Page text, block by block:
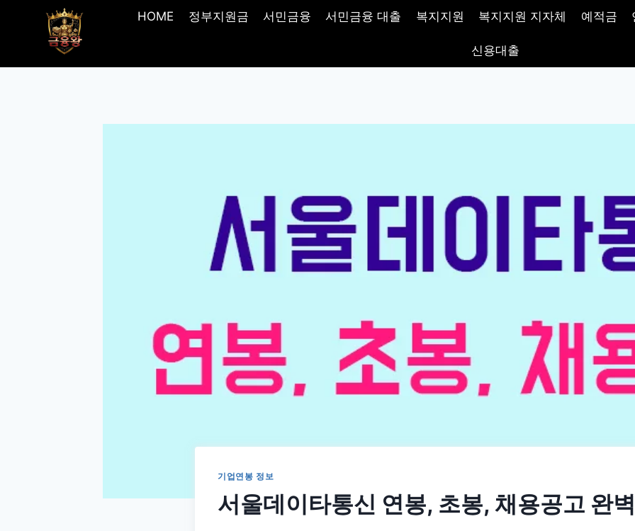
HOME 정부지원금 서민금융 서민금융 대출 복지지원 복지지원 지자체 예적금
신용대출
기업연봉 정보
서울데이타통신 연봉, 초봉, 채용공고 완